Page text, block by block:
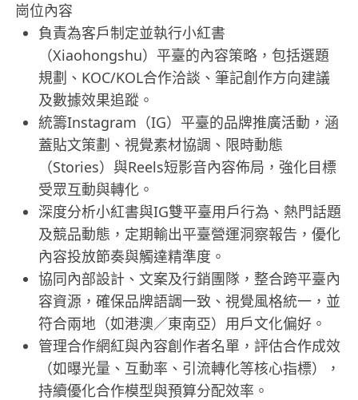
崗位內容
負責為客戶制定並執行小紅書
（Xiaohongshu）平臺的內容策略，包括選題
規劃、KOC/KOL合作洽談、筆記創作方向建議
及數據效果追蹤。
統籌Instagram（IG）平臺的品牌推廣活動，涵
蓋貼文策劃、視覺素材協調、限時動態
（Stories）與Reels短影音內容佈局，強化目標
受眾互動與轉化。
深度分析小紅書與IG雙平臺用戶行為、熱門話題
及競品動態，定期輸出平臺營運洞察報告，優化
內容投放節奏與觸達精準度。
協同內部設計、文案及行銷團隊，整合跨平臺內
容資源，確保品牌語調一致、視覺風格統一，並
符合兩地（如港澳／東南亞）用戶文化偏好。
管理合作網紅與內容創作者名單，評估合作成效
（如曝光量、互動率、引流轉化等核心指標），
持續優化合作模型與預算分配效率。